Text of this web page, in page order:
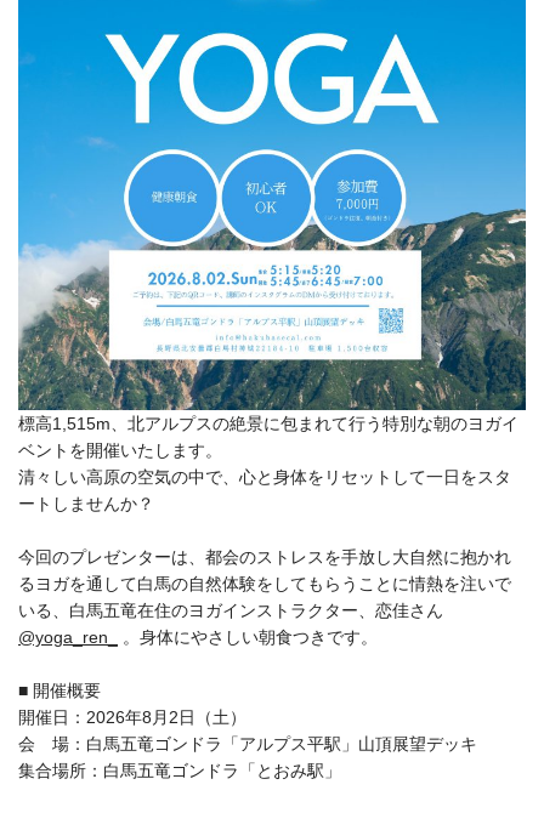
標高1,515m、北アルプスの絶景に包まれて行う特別な朝のヨガイ
ベントを開催いたします。
清々しい高原の空気の中で、心と身体をリセットして一日をスタ
ートしませんか？
今回のプレゼンターは、都会のストレスを手放し大自然に抱かれ
るヨガを通して白馬の自然体験をしてもらうことに情熱を注いで
いる、白馬五竜在住のヨガインストラクター、恋佳さん
@yoga_ren_
。身体にやさしい朝食つきです。
■ 開催概要
開催日：2026年8月2日（土）
会 場：白馬五竜ゴンドラ「アルプス平駅」山頂展望デッキ
集合場所：白馬五竜ゴンドラ「とおみ駅」